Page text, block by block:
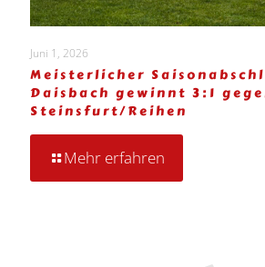
Juni 1, 2026
Meisterlicher
Daisbach gewinnt 3:1
Steinsfurt/Reihen
Mehr erfahren